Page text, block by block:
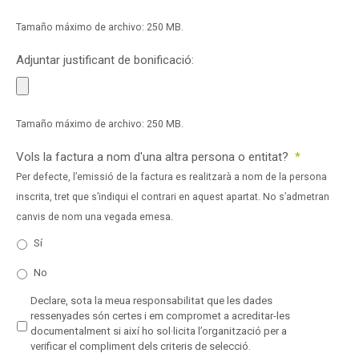
Tamaño máximo de archivo: 250 MB.
Adjuntar justificant de bonificació:
Tamaño máximo de archivo: 250 MB.
Vols la factura a nom d'una altra persona o entitat? *
Per defecte, l’emissió de la factura es realitzarà a nom de la persona
inscrita, tret que s’indiqui el contrari en aquest apartat. No s’admetran
canvis de nom una vegada emesa.
Sí
No
Declare, sota la meua responsabilitat que les dades
ressenyades són certes i em compromet a acreditar-les
documentalment si així ho sol·licita l’organització per a
verificar el compliment dels criteris de selecció.